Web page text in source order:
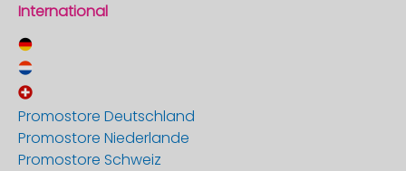
International
Promostore Deutschland
Promostore Niederlande
Promostore Schweiz